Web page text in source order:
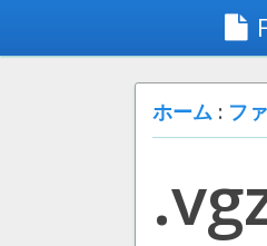
ホーム : フ